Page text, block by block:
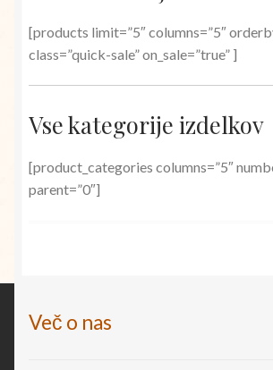
[products limit=”5″ columns=”5″
class=”quick-sale” on_sale=”true” ]
Vse kategorije izdelkov
[product_categories columns=”5″
parent=”0″]
Več o nas